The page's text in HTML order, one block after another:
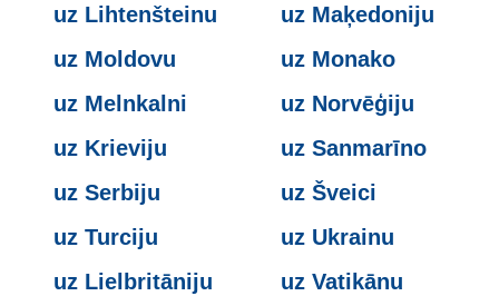
uz Lihtenšteinu
uz Maķedoniju
uz Moldovu
uz Monako
uz Melnkalni
uz Norvēģiju
uz Krieviju
uz Sanmarīno
uz Serbiju
uz Šveici
uz Turciju
uz Ukrainu
uz Lielbritāniju
uz Vatikānu